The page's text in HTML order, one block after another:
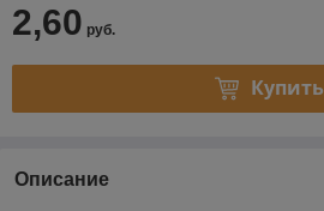
2,60 руб.
Купить
Описание